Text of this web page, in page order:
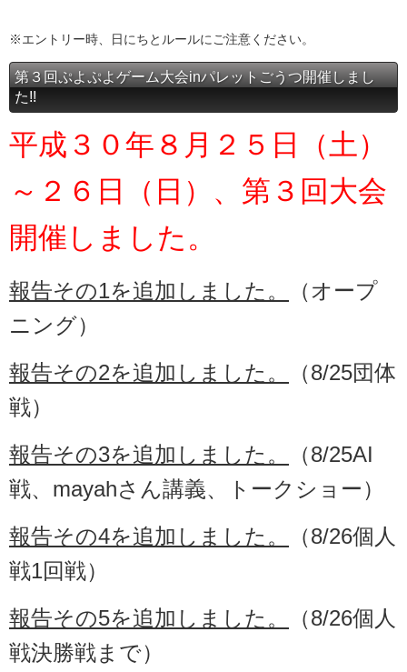
※エントリー時、日にちとルールにご注意ください。
第３回ぷよぷよゲーム大会inパレットごうつ開催しまし
た!!
平成３０年８月２５日（土）
～２６日（日）、第３回大会
開催しました。
報告その1を追加しました。
（オープ
ニング）
報告その2を追加しました。
（8/25団体
戦）
報告その3を追加しました。
（8/25AI
戦、mayahさん講義、トークショー）
報告その4を追加しました。
（8/26個人
戦1回戦）
報告その5を追加しました。
（8/26個人
戦決勝戦まで）